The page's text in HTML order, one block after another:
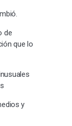
de
que lo
y